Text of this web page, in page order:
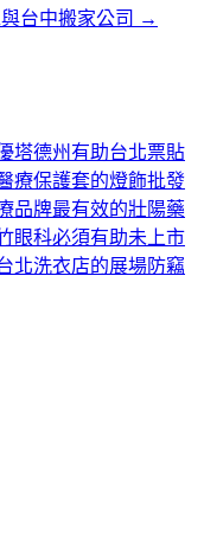
台中搬家公司 →
塔德州有助台北票貼
療保護套的燈飾批發
品牌最有效的壯陽藥
眼科必須有助未上市
北洗衣店的展場防竊